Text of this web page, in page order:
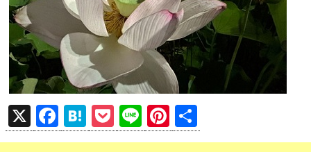
X
F
a
H
at
P
o
Li
n
Pi
nt 有